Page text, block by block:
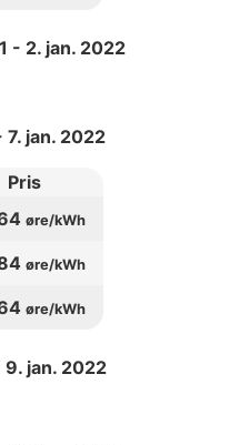
- 2. jan. 2022
7. jan. 2022
Pris
øre/kWh
øre/kWh
øre/kWh
9. jan. 2022